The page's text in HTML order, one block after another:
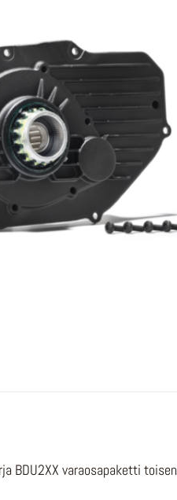
BDU2XX varaosapaketti